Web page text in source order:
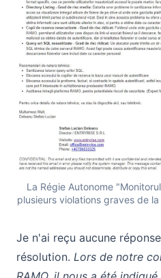
La Régie Autonome
plusieurs violations graves de
Je n'ai reçu aucune
résolution. Lors de notre